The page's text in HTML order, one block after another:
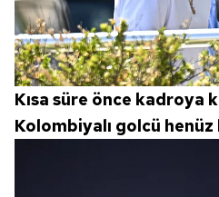
Kısa süre önce kadroya
Kolombiyalı golcü